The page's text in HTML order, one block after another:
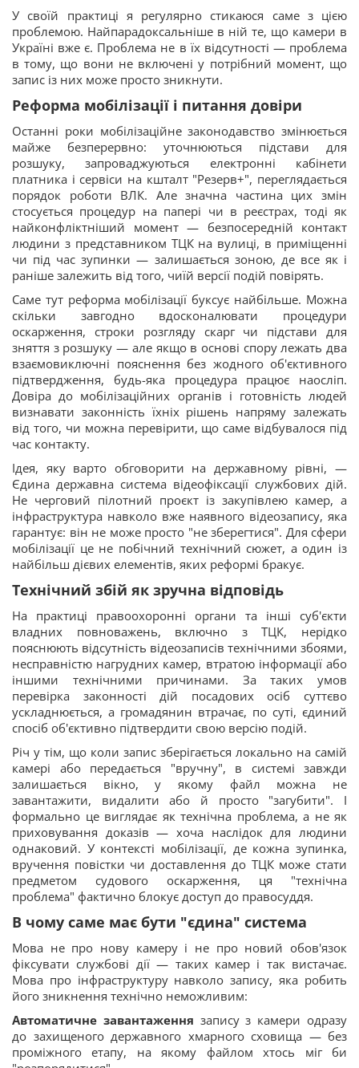
У своїй практиці я регулярно стикаюся саме з цією
проблемою. Найпарадоксальніше в ній те, що камери в
Україні вже є. Проблема не в їх відсутності — проблема
в тому, що вони не включені у потрібний момент, що
запис із них може просто зникнути.
Реформа мобілізації і питання довіри
Останні роки мобілізаційне законодавство змінюється
майже безперервно: уточнюються підстави для
розшуку, запроваджуються електронні кабінети
платника і сервіси на кшталт "Резерв+", переглядається
порядок роботи ВЛК. Але значна частина цих змін
стосується процедур на папері чи в реєстрах, тоді як
найконфліктніший момент — безпосередній контакт
людини з представником ТЦК на вулиці, в приміщенні
чи під час зупинки — залишається зоною, де все як і
раніше залежить від того, чиїй версії подій повірять.
Саме тут реформа мобілізації буксує найбільше. Можна
скільки завгодно вдосконалювати процедури
оскарження, строки розгляду скарг чи підстави для
зняття з розшуку — але якщо в основі спору лежать два
взаємовиключні пояснення без жодного об'єктивного
підтвердження, будь-яка процедура працює наосліп.
Довіра до мобілізаційних органів і готовність людей
визнавати законність їхніх рішень напряму залежать
від того, чи можна перевірити, що саме відбувалося під
час контакту.
Ідея, яку варто обговорити на державному рівні, —
Єдина державна система відеофіксації службових дій.
Не черговий пілотний проєкт із закупівлею камер, а
інфраструктура навколо вже наявного відеозапису, яка
гарантує: він не може просто "не зберегтися". Для сфери
мобілізації це не побічний технічний сюжет, а один із
найбільш дієвих елементів, яких реформі бракує.
Технічний збій як зручна відповідь
На практиці правоохоронні органи та інші суб'єкти
владних повноважень, включно з ТЦК, нерідко
пояснюють відсутність відеозаписів технічними збоями,
несправністю нагрудних камер, втратою інформації або
іншими технічними причинами. За таких умов
перевірка законності дій посадових осіб суттєво
ускладнюється, а громадянин втрачає, по суті, єдиний
спосіб об'єктивно підтвердити свою версію подій.
Річ у тім, що коли запис зберігається локально на самій
камері або передається "вручну", в системі завжди
залишається вікно, у якому файл можна не
завантажити, видалити або й просто "загубити". І
формально це виглядає як технічна проблема, а не як
приховування доказів — хоча наслідок для людини
однаковий. У контексті мобілізації, де кожна зупинка,
вручення повістки чи доставлення до ТЦК може стати
предметом судового оскарження, ця "технічна
проблема" фактично блокує доступ до правосуддя.
В чому саме має бути "єдина" система
Мова не про нову камеру і не про новий обов'язок
фіксувати службові дії — таких камер і так вистачає.
Мова про інфраструктуру навколо запису, яка робить
його зникнення технічно неможливим:
Автоматичне завантаження запису з камери одразу
до захищеного державного хмарного сховища — без
проміжного етапу, на якому файлом хтось міг би